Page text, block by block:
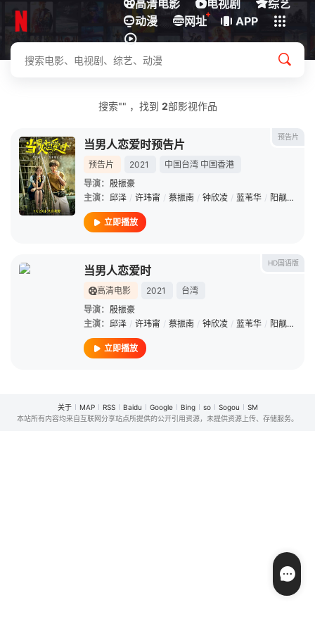
高清电影 电视剧
综艺
动漫
网址
+
APP
下载客户端
搜索"" ，找到 2部影视作品
预告片
当男人恋爱时预告片
预告片 2021 中国台湾 中国香港
导演： 殷振豪
主演： 邱泽 / 许玮甯 / 蔡振南 / 钟欣凌 / 蓝苇华 / 阳靓 /
立即播放
HD国语版
当男人恋爱时
高清电影 2021
台湾
导演： 殷振豪
主演： 邱泽 / 许玮甯 / 蔡振南 / 钟欣凌 / 蓝苇华 / 阳靓 /
立即播放
关于 MAP RSS Baidu Google Bing so Sogou
SM
本站所有内容均来自互联网分享站点所提供的公开引用资源，未提供资源上传、存储服务。